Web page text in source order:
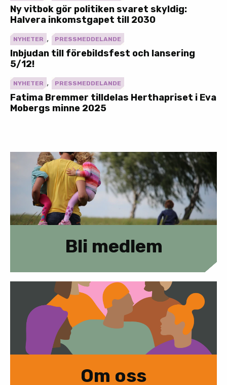
Ny vitbok gör politiken svaret skyldig:
Halvera inkomstgapet till 2030
NYHETER , PRESSMEDDELANDE
Inbjudan till förebildsfest och lansering
5/12!
NYHETER , PRESSMEDDELANDE
Fatima Bremmer tilldelas Herthapriset i Eva
Mobergs minne 2025
Bli medlem
Om oss